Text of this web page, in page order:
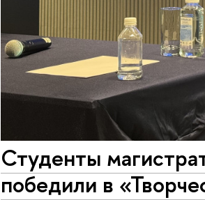
Студенты
победили в